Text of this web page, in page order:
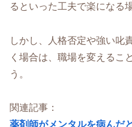
るといった工夫で楽になる
しかし、人格否定や強い叱
く場合は、職場を変えるこ
う。
関連記事：
薬剤師がメンタルを病んだ